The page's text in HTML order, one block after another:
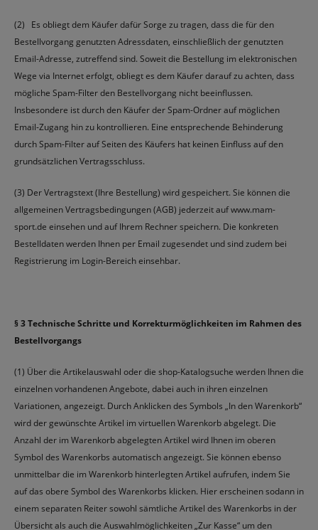
(2) Es obliegt dem Käufer dafür Sorge zu tragen, dass die für den
Bestellvorgang genutzten Adressdaten, einschließlich der genutzten
Email-Adresse, zutreffend sind. Soweit die Bestellung im elektronischen
Wege via Internet erfolgt, obliegt es dem Käufer darauf zu achten, dass
mögliche Spam-Filter den Bestellvorgang nicht beeinflussen.
Insbesondere ist durch den Käufer der Spam-Ordner auf möglichen
Email-Zugang hin zu kontrollieren. Eine entsprechende Behinderung
durch Spam-Filter auf Seiten des Käufers hat keinen Einfluss auf den
grundsätzlichen Vertragsschluss.
(3) Der Vertragstext (Ihre Bestellung) wird gespeichert. Sie können die
allgemeinen Vertragsbedingungen (AGB) jederzeit auf www.mam-
sport.de einsehen und auf Ihrem Rechner speichern. Die konkreten
Bestelldaten werden Ihnen per Email zugesendet und sind zudem bei
Registrierung im Login-Bereich einsehbar.
§ 3 Technische Schritte und Korrekturmöglichkeiten im Rahmen des
Bestellvorgangs
(1) Über die Artikelauswahl oder die shop-Katalogsuche werden Ihnen die
einzelnen vorhandenen Angebote, dabei auch in ihren einzelnen
Variationen, angezeigt. Durch Anklicken des Symbols „In den Warenkorb“
wird der gewünschte Artikel im virtuellen Warenkorb abgelegt. Die
Anzahl der im Warenkorb abgelegten Artikel wird Ihnen im oberen
Symbol des Warenkorbs automatisch angezeigt. Sie können ebenso
unmittelbar die im Warenkorb hinterlegten Artikel aufrufen, indem Sie
auf das obere Symbol des Warenkorbs klicken. Hier erscheinen sodann in
einem separaten Reiter sowohl sämtliche Artikel des Warenkorbs in der
Übersicht als auch die Auswahlmöglichkeiten „Zur Kasse“ um den